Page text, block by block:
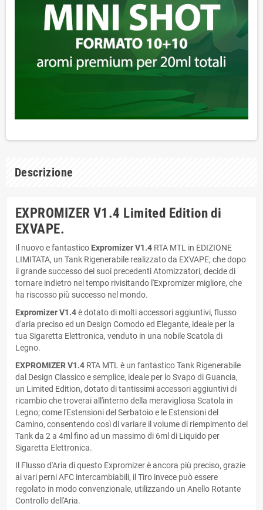
Descrizione
EXPROMIZER V1.4 Limited Edition di
EXVAPE.
Il nuovo e fantastico Expromizer V1.4 RTA MTL in EDIZIONE
LIMITATA, un Tank Rigenerabile realizzato da EXVAPE; che dopo
il grande successo dei suoi precedenti Atomizzatori, decide di
tornare indietro nel tempo rivisitando l'Expromizer migliore, che
ha riscosso più successo nel mondo.
Expromizer V1.4è dotato di molti accessori aggiuntivi, flusso
d'aria preciso ed un Design Comodo ed Elegante, ideale per la
tua Sigaretta Elettronica, venduto in una nobile Scatola di
Legno.
EXPROMIZER V1.4 RTA MTL è un fantastico Tank Rigenerabile
dal Design Classico e semplice, ideale per lo Svapo di Guancia,
un Limited Edition, dotato di tantissimi accessori aggiuntivi di
ricambio che troverai all'interno della meravigliosa Scatola in
Legno; come l'Estensioni del Serbatoio e le Estensioni del
Camino, consentendo così di variare il volume di riempimento del
Tank da 2 a 4ml fino ad un massimo di 6ml di Liquido per
Sigaretta Elettronica.
Il Flusso d'Aria di questo Expromizer è ancora più preciso, grazie
ai vari perni AFC intercambiabili, il Tiro invece può essere
regolato in modo convenzionale, utilizzando un Anello Rotante
Controllo dell'Aria.